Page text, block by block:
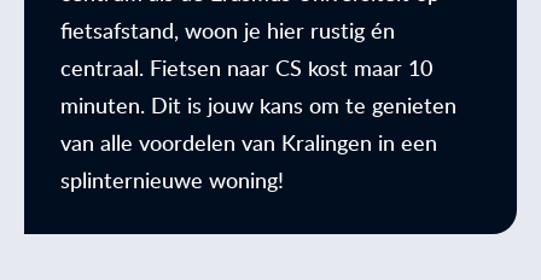
fietsafstand, woon je hier rustig én
centraal. Fietsen naar CS kost maar 10
minuten. Dit is jouw kans om te genieten
van alle voordelen van Kralingen in een
splinternieuwe woning!